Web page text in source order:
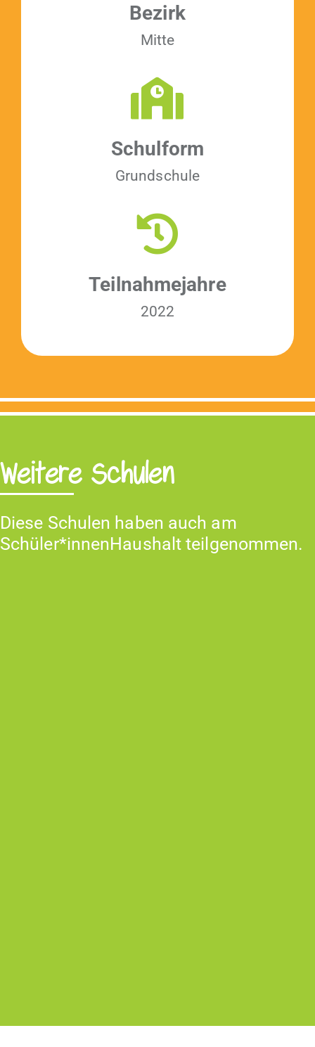
Bezirk
Mitte
Schul­form
Grund­schule
Teil­nah­me­jahre
2022
Weitere Schulen
Diese Schulen haben auch am
Schüler*innenHaushalt teilgenommen.